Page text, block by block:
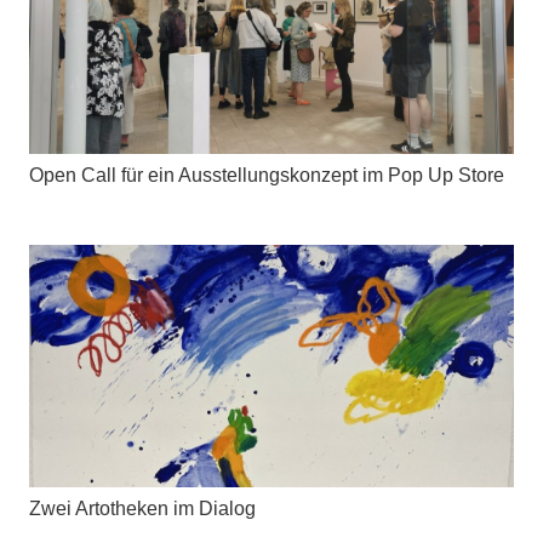
Open Call für ein Ausstellungskonzept im Pop Up Store
Zwei Artotheken im Dialog